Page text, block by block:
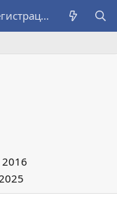
Регистрация